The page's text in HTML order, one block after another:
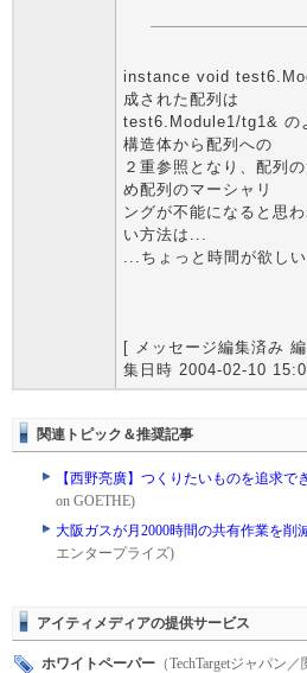
instance void
成された配列は
test6.Module1/tg1& の
構造体から配列への
２重参照となり、配列
め配列のマーシャリ
ングが不能になると思
い方法は...
...ちょっと時間が欲しい
[ メッセージ編集済み
集日時 2004-02-10
関連トピック＆推奨記事
【西野亮廣】つくりたいものを追求で
on GOETHE)
大阪ガスが月2000時間の共有作業を
エンタープライズ)
アイティメディアの提供サービス
ホワイトペーパー （TechTargetジャパン